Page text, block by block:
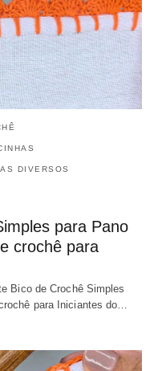
DIVERSOS
para Pano
crochê para
Bico de Crochê Simples
para Iniciantes do…